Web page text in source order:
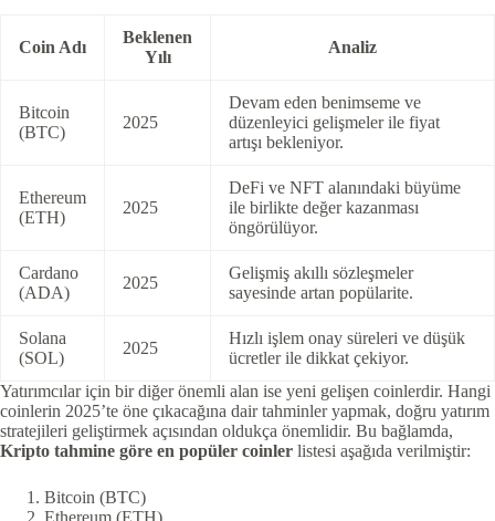
Coin Adı
Beklenen
Yılı
Analiz
Bitcoin
(BTC)
2025
Devam eden benimseme ve
düzenleyici gelişmeler ile fiyat
artışı bekleniyor.
Ethereum
(ETH)
2025
DeFi ve NFT alanındaki büyüme
ile birlikte değer kazanması
öngörülüyor.
Cardano
(ADA)
2025
Gelişmiş akıllı sözleşmeler
sayesinde artan popülarite.
Solana
(SOL)
2025
Hızlı işlem onay süreleri ve düşük
ücretler ile dikkat çekiyor.
Yatırımcılar için bir diğer önemli alan ise yeni gelişen coinlerdir. Hangi
coinlerin 2025’te öne çıkacağına dair tahminler yapmak, doğru yatırım
stratejileri geliştirmek açısından oldukça önemlidir. Bu bağlamda,
Kripto tahmine göre en popüler coinler listesi aşağıda verilmiştir:
Bitcoin (BTC)
Ethereum (ETH)